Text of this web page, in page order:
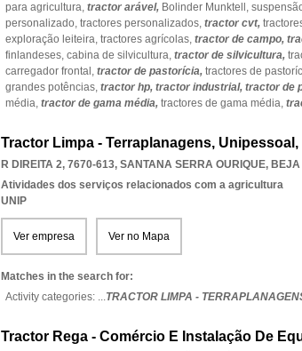
para agricultura, tractor arável, Bolinder Munktell,
personalizado, tractores personalizados, tractor cvt,
exploração leiteira, tractores agrícolas, tractor de campo,
finlandeses, cabina de silvicultura, tractor de silvicultura,
carregador frontal, tractor de pastorícia, tractores de
grandes potências, tractor hp, tractor industrial, tractor de
média, tractor de gama média, tractores de gama média,
Tractor Limpa - Terraplanagens, Unipessoal,
R DIREITA 2, 7670-613, SANTANA SERRA OURIQUE, BEJA
Atividades dos serviços relacionados com a agricultura
UNIP
Ver empresa Ver no Mapa
Matches in the search for:
Activity categories: ...TRACTOR LIMPA -
Tractor Rega - Comércio E Instalação De